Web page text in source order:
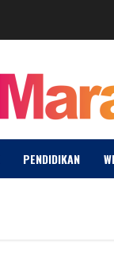
PENDIDIKAN